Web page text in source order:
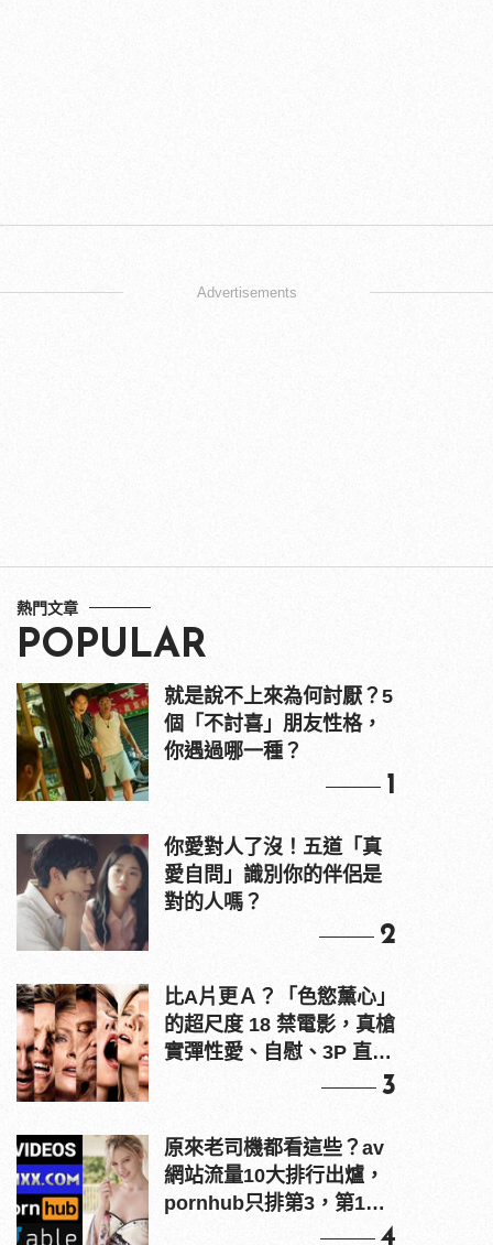
Advertisements
熱門文章
POPULAR
就是說不上來為何討厭？5
個「不討喜」朋友性格，
你遇過哪一種？
1
你愛對人了沒！五道「真
愛自問」識別你的伴侶是
對的人嗎？
2
比A片更Ａ？「色慾薰心」
的超尺度 18 禁電影，真槍
實彈性愛、自慰、3P 直接
3
原來老司機都看這些？av
網站流量10大排行出爐，
pornhub只排第3，第1名
4